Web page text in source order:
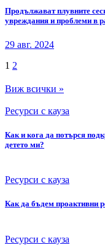
Продължават плувните
увреждания и проблеми в
29 авг. 2024
1 2
Виж всички »
Ресурси с кауза
Как и кога да потърся
детето ми?
Ресурси с кауза
Как да бъдем проактивни
Ресурси с кауза